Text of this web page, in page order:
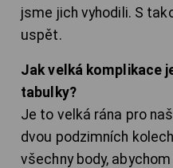
jsme jich vyhodili. S
uspět.
Jak velká komplikace
tabulky?
Je to velká rána pro
dvou podzimních
všechny body,